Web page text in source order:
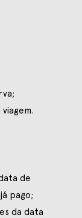
de
pago;
da data